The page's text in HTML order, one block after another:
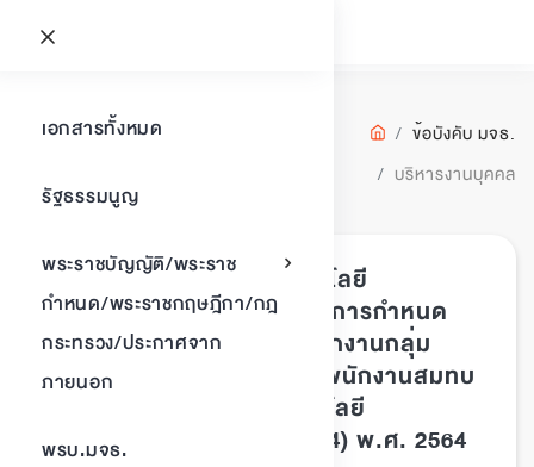
เอกสารทั้งหมด
รัฐธรรมนูญ
พระราชบัญญัติ/พระราช
กำหนด/พระราชกฤษฎีกา/กฎ
กระทรวง/ประกาศจาก
ภายนอก
พรบ.มจธ.
บริหารงาน
พบเอกสาร1รายการ
ข้อบังคับ มจธ.
บริหารงานบุคคล
ข้อบังคับมหาวิทยาลัยเทคโนโลยี
พระจอมเกล้าธนบุรี ว่าด้วย การกำหนด
ตำแหน่งทางวิชาการของพนักงานกลุ่ม
วิชาการ อาจารย์พิเศษ และพนักงานสมทบ
ในสังกัดมหาวิทยาลัยเทคโนโลยี
พระจอมเกล้าธนบุรี (ฉบับที่ 4) พ.ศ. 2564